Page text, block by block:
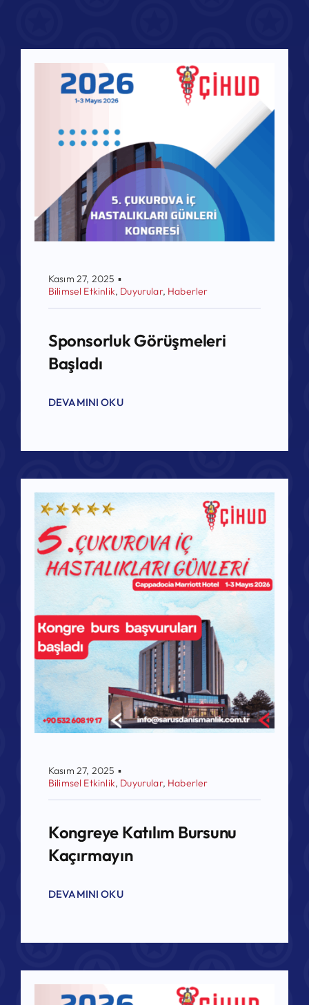
Kasım 27, 2025 ▪
Bilimsel Etkinlik, Duyurular, Haberler
Sponsorluk Görüşmeleri
Başladı
DEVAMINI OKU
Kasım 27, 2025 ▪
Bilimsel Etkinlik, Duyurular, Haberler
Kongreye Katılım Bursunu
Kaçırmayın
DEVAMINI OKU